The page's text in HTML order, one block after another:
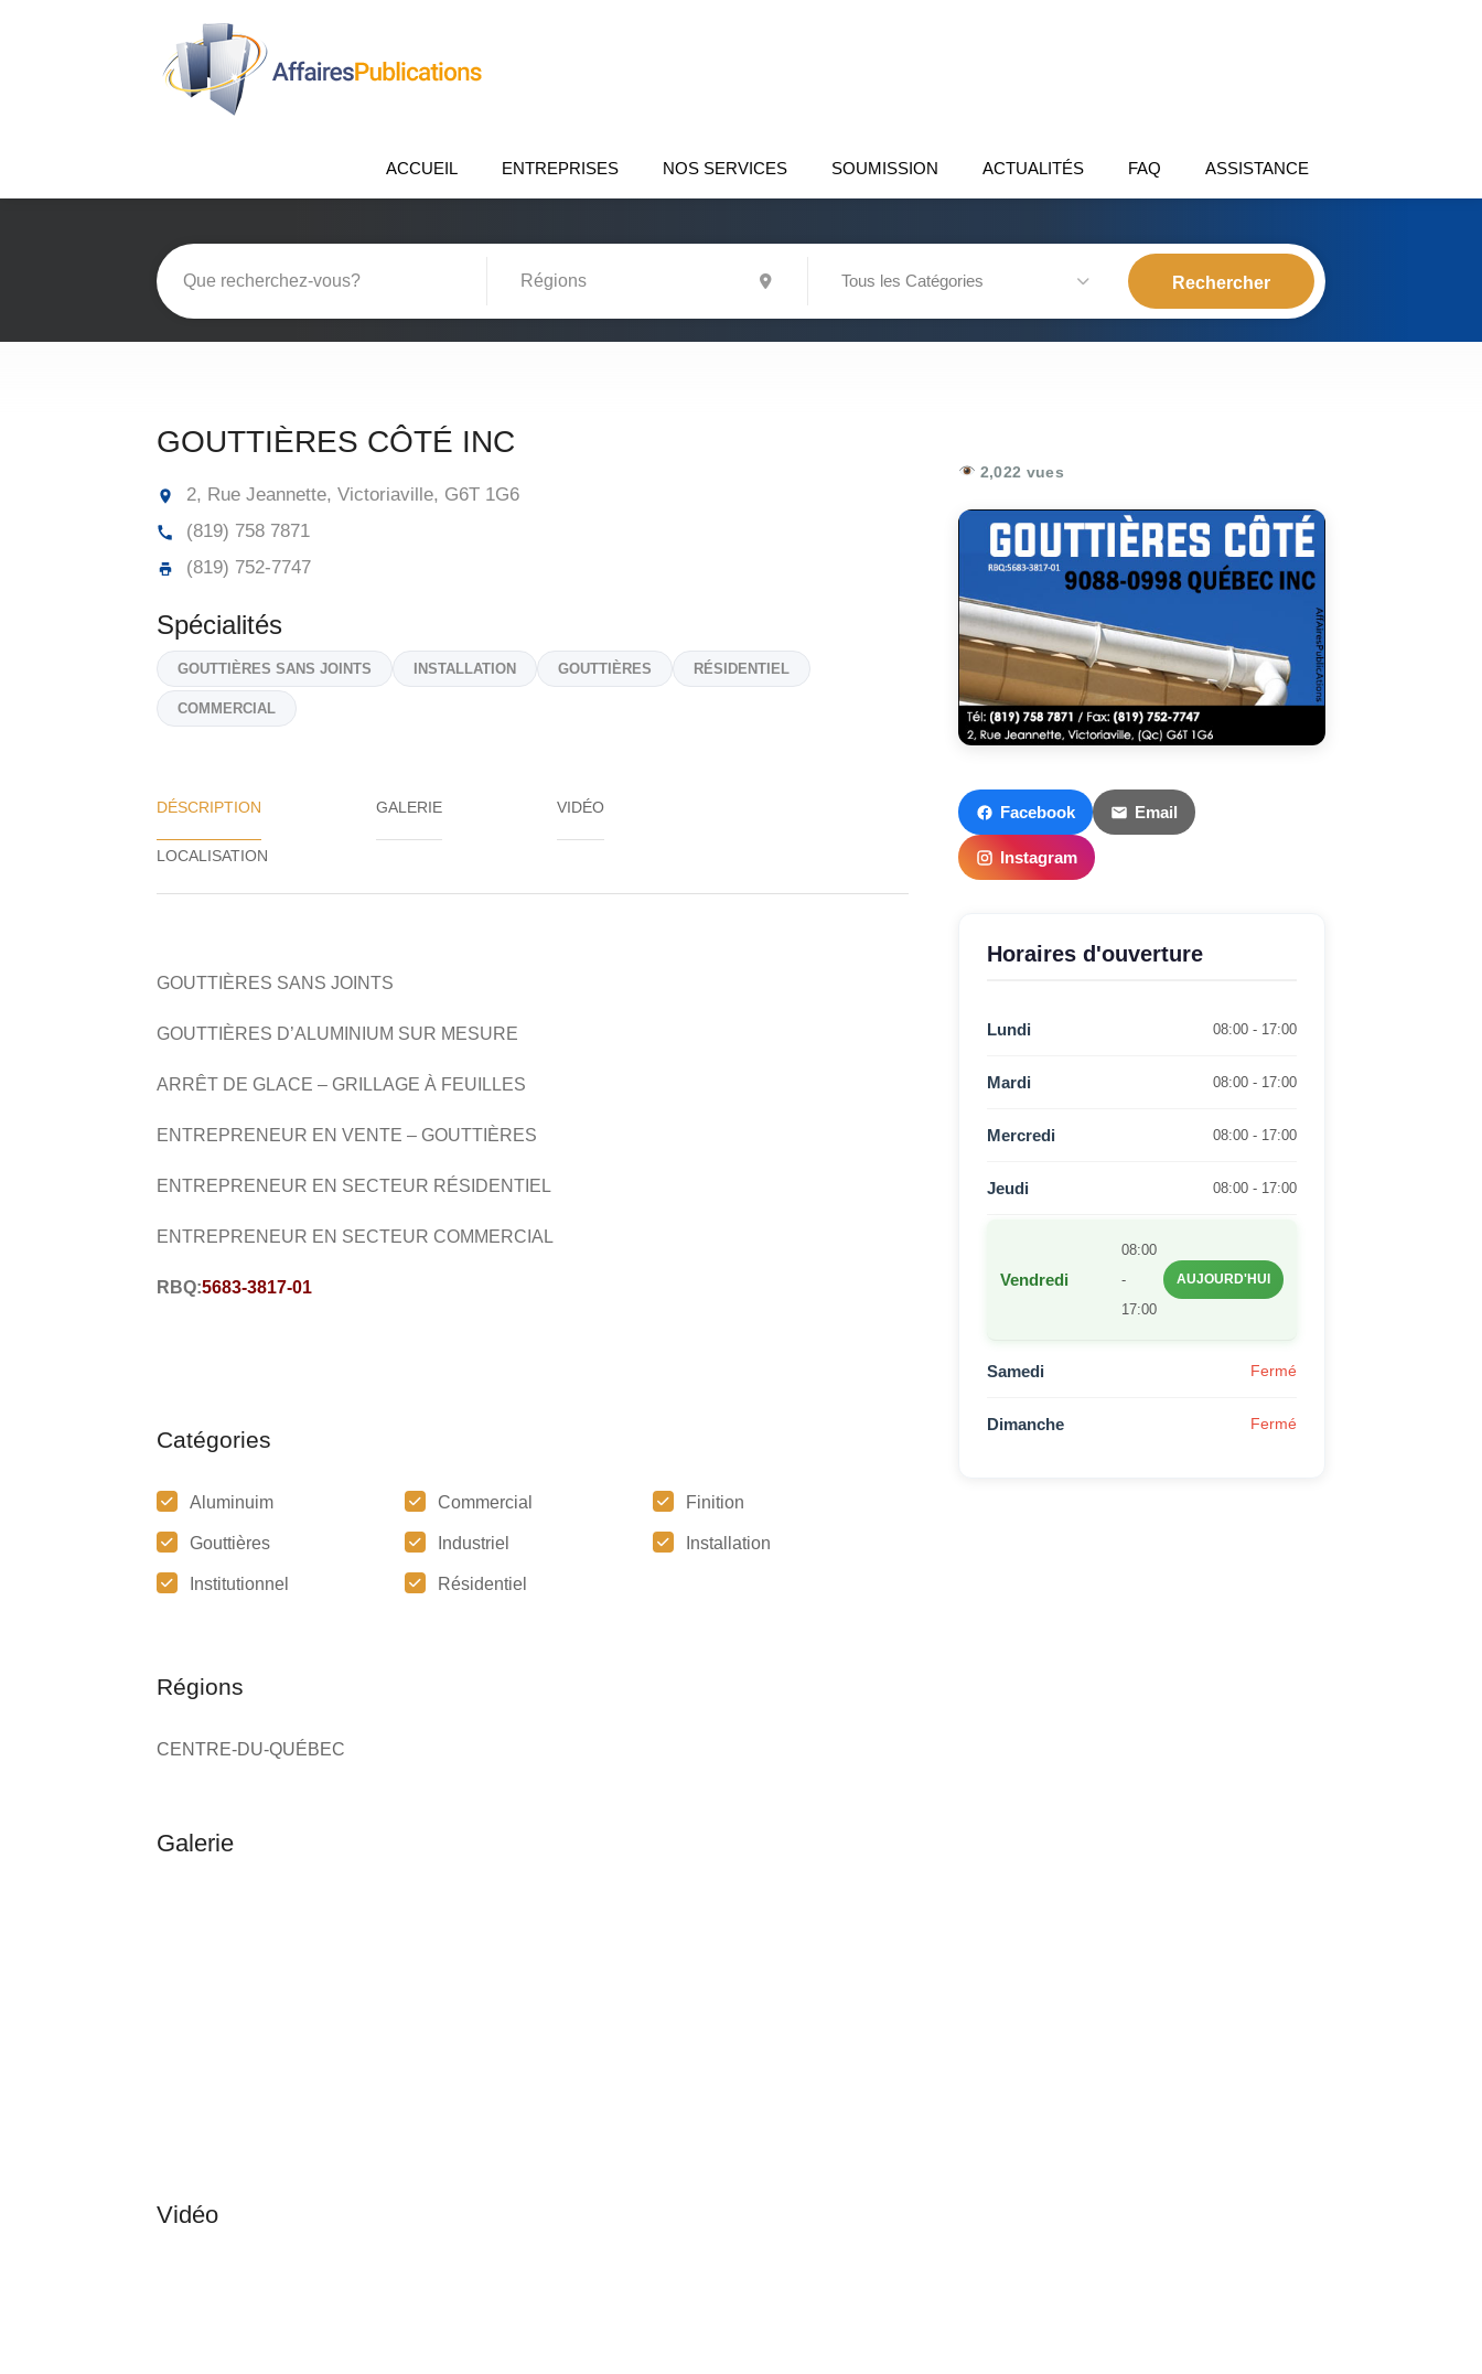
ACCUEIL ENTREPRISES NOS SERVICES SOUMISSION ACTUALITÉS FAQ ASSISTANCE
Tous les Catégories
GOUTTIÈRES CÔTÉ INC
2, Rue Jeannette, Victoriaville, G6T 1G6
(819) 758 7871
(819) 752-7747
Spécialités
GOUTTIÈRES SANS JOINTS INSTALLATION GOUTTIÈRES RÉSIDENTIEL
COMMERCIAL
DÉSCRIPTION GALERIE VIDÉO
GOUTTIÈRES SANS JOINTS
GOUTTIÈRES D’ALUMINIUM SUR MESURE
ARRÊT DE GLACE – GRILLAGE À FEUILLES
ENTREPRENEUR EN VENTE – GOUTTIÈRES
ENTREPRENEUR EN SECTEUR RÉSIDENTIEL
ENTREPRENEUR EN SECTEUR COMMERCIAL
RBQ:5683-3817-01
Catégories
Aluminuim Commercial Finition
Gouttières Industriel Installation
Institutionnel Résidentiel
Régions
CENTRE-DU-QUÉBEC
2,022 vues
Facebook Email
Instagram
Horaires d'ouverture
Lundi 08:00 - 17:00
Mardi 08:00 - 17:00
Mercredi 08:00 - 17:00
Jeudi 08:00 - 17:00
Vendredi
08:00
-
17:00
AUJOURD'HUI
Samedi Fermé
Dimanche Fermé